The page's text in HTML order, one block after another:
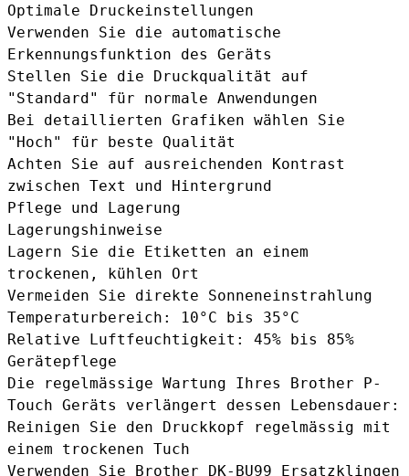
Optimale Druckeinstellungen
Verwenden Sie die automatische
Erkennungsfunktion des Geräts
Stellen Sie die Druckqualität auf
"Standard" für normale Anwendungen
Bei detaillierten Grafiken wählen Sie
"Hoch" für beste Qualität
Achten Sie auf ausreichenden Kontrast
zwischen Text und Hintergrund
Pflege und Lagerung
Lagerungshinweise
Lagern Sie die Etiketten an einem
trockenen, kühlen Ort
Vermeiden Sie direkte Sonneneinstrahlung
Temperaturbereich: 10°C bis 35°C
Relative Luftfeuchtigkeit: 45% bis 85%
Gerätepflege
Die regelmässige Wartung Ihres Brother P-
Touch Geräts verlängert dessen Lebensdauer:
Reinigen Sie den Druckkopf regelmässig mit
einem trockenen Tuch
Verwenden Sie Brother DK-BU99 Ersatzklingen